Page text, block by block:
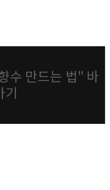
수 만드는 법" 바
기